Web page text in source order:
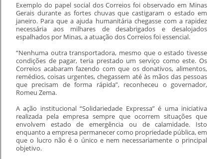
Exemplo do papel social dos Correios foi observado em Minas
Gerais durante as fortes chuvas que castigaram o estado em
janeiro. Para que a ajuda humanitária chegasse com a rapidez
necessária aos milhares de desabrigados e desalojados
espalhados por Minas, a atuação dos Correios foi essencial.
“Nenhuma outra transportadora, mesmo que o estado tivesse
condições de pagar, teria prestado um serviço como este. Os
Correios acabaram fazendo com que os donativos, alimentos,
remédios, coisas urgentes, chegassem até às mãos das pessoas
que precisam de forma rápida”, reconheceu o governador,
Romeu Zema.
A ação institucional “Solidariedade Expressa” é uma iniciativa
realizada pela empresa sempre que ocorrem situações que
envolvem estado de emergência ou de calamidade. Isto
enquanto a empresa permanecer como propriedade pública, em
que o lucro não é o único e nem necessariamente o principal
objetivo.